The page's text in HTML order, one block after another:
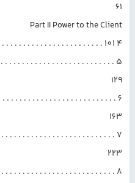
61
Part II Power to the Client
4 A Better and Richer JavaScript . . . . . . . . . . . . . . . . . . . . . . . . . . . 101
. . . . . . . . . . . . . . . . . . . . . . . . . .
129
. . . . . . . . . . . . . . . . . . . . . . . . . .
163
. . . . . . . . . . . . . . . . . . . . . . . . .
223
. . . . . . . . . . . . . . . . . . . . . . . . .